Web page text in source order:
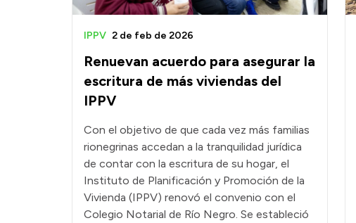
Renuevan acuerdo para asegurar la
escritura de más viviendas del
IPPV
IPPV 2 de feb de 2026
Con el objetivo de que cada vez más familias
rionegrinas accedan a la tranquilidad jurídica
de contar con la escritura de su hogar, el
Instituto de Planificación y Promoción de la
Vivienda (IPPV) renovó el convenio con el
Colegio Notarial de Río Negro. Se estableció